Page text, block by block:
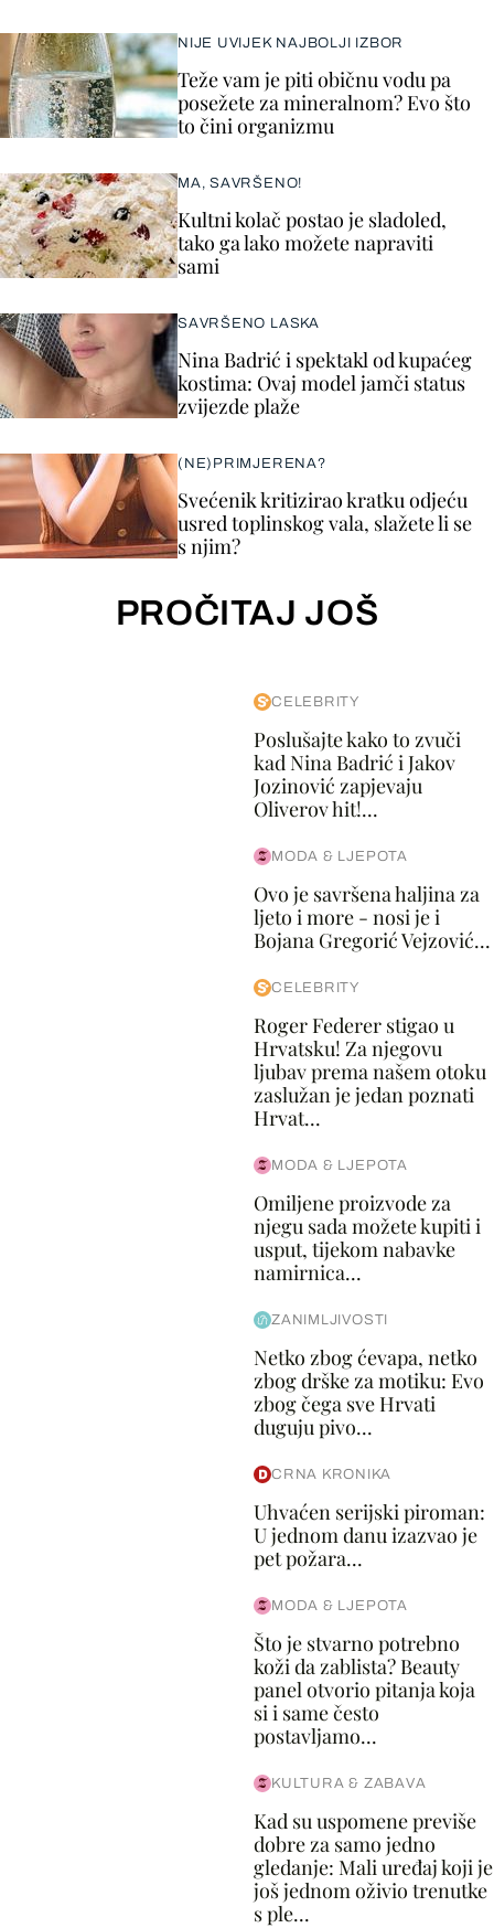
NIJE UVIJEK NAJBOLJI IZBOR
Teže vam je piti običnu vodu pa
posežete za mineralnom? Evo što
to čini organizmu
MA, SAVRŠENO!
Kultni kolač postao je sladoled,
tako ga lako možete napraviti
sami
SAVRŠENO LASKA
Nina Badrić i spektakl od kupaćeg
kostima: Ovaj model jamči status
zvijezde plaže
(NE)PRIMJERENA?
Svećenik kritizirao kratku odjeću
usred toplinskog vala, slažete li se
s njim?
PROČITAJ JOŠ
CELEBRITY
Poslušajte kako to zvuči
kad Nina Badrić i Jakov
Jozinović zapjevaju
Oliverov hit!...
MODA & LJEPOTA
Ovo je savršena haljina za
ljeto i more - nosi je i
Bojana Gregorić Vejzović...
CELEBRITY
Roger Federer stigao u
Hrvatsku! Za njegovu
ljubav prema našem otoku
zaslužan je jedan poznati
Hrvat...
MODA & LJEPOTA
Omiljene proizvode za
njegu sada možete kupiti i
usput, tijekom nabavke
namirnica...
ZANIMLJIVOSTI
Netko zbog ćevapa, netko
zbog drške za motiku: Evo
zbog čega sve Hrvati
duguju pivo...
CRNA KRONIKA
Uhvaćen serijski piroman:
U jednom danu izazvao je
pet požara...
MODA & LJEPOTA
Što je stvarno potrebno
koži da zablista? Beauty
panel otvorio pitanja koja
si i same često
postavljamo...
KULTURA & ZABAVA
Kad su uspomene previše
dobre za samo jedno
gledanje: Mali uređaj koji je
još jednom oživio trenutke
s ple...